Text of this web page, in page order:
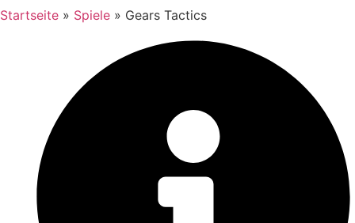
Startseite » Spiele » Gears Tactics